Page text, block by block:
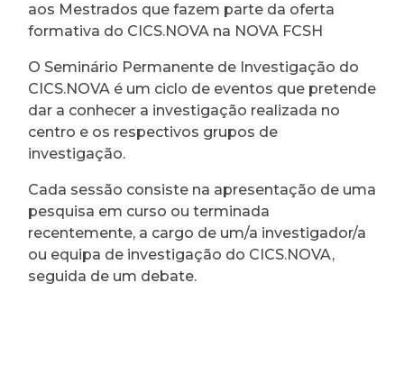
aos Mestrados que fazem parte da oferta
formativa do CICS.NOVA na NOVA FCSH
O Seminário Permanente de Investigação do
CICS.NOVA é um ciclo de eventos que pretende
dar a conhecer a investigação realizada no
centro e os respectivos grupos de
investigação.
Cada sessão consiste na apresentação de uma
pesquisa em curso ou terminada
recentemente, a cargo de um/a investigador/a
ou equipa de investigação do CICS.NOVA,
seguida de um debate.